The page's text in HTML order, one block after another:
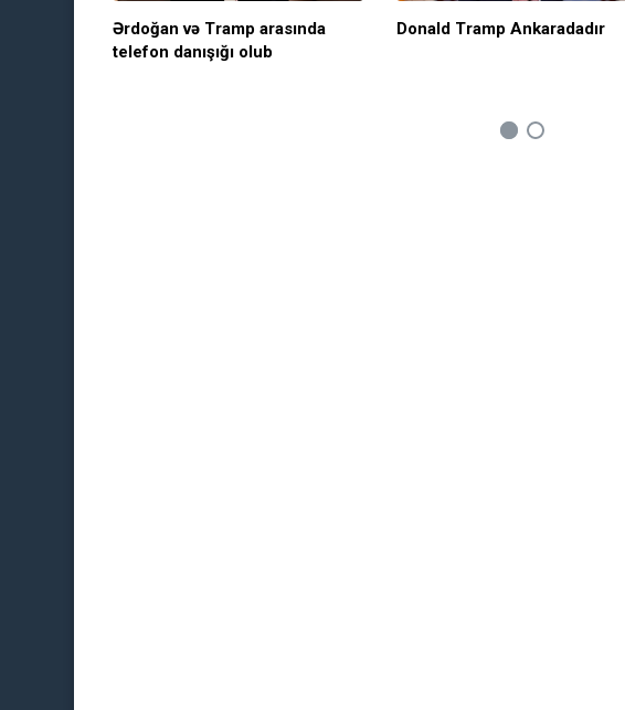
Ərdoğan və Tramp arasında
telefon danışığı olub
Donald Tramp Ankaradadır